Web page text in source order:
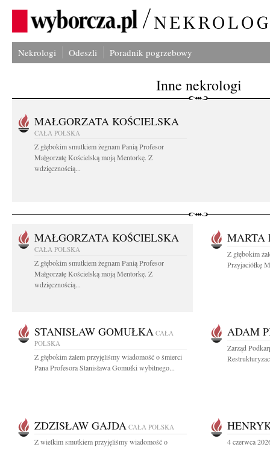
Nekrologi Odeszli Poradnik pogrzebowy
Inne nekrologi
MAŁGORZATA KOŚCIELSKA
CAŁA POLSKA
Z głębokim smutkiem żegnam Panią Profesor
Małgorzatę Kościelską moją Mentorkę. Z
wdzięcznością...
MAŁGORZATA KOŚCIELSKA
CAŁA POLSKA
Z głębokim smutkiem żegnam Panią Profesor
Małgorzatę Kościelską moją Mentorkę. Z
wdzięcznością...
MARTA
Z głębokim
Przyjaciółkę
STANISŁAW GOMUŁKA CAŁA
POLSKA
Z głębokim żalem przyjęliśmy wiadomość o śmierci
Pana Profesora Stanisława Gomułki wybitnego...
ADAM
Zarząd
ZDZISŁAW GAJDA CAŁA POLSKA
Z wielkim smutkiem przyjęliśmy wiadomość o
4 czerwca